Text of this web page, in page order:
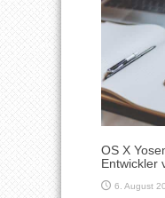
OS X
Entwickler
6. August